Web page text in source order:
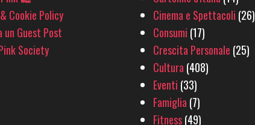
Cookie Policy
un Guest Post
Society
Cinema e Spettacoli (26)
Consumi (17)
Crescita Personale (25)
Cultura (408)
Eventi (33)
Famiglia (7)
Fitness(49)